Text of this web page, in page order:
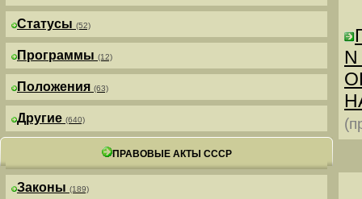
Статусы (52)
Программы (12)
Положения (63)
Другие (640)
ПРАВОВЫЕ АКТЫ СССР
Законы (189)